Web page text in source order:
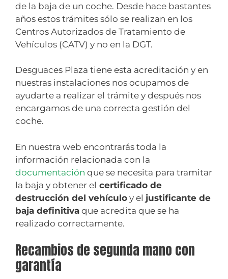
de la baja de un coche. Desde hace bastantes
años estos trámites sólo se realizan en los
Centros Autorizados de Tratamiento de
Vehículos (CATV) y no en la DGT.
Desguaces Plaza tiene esta acreditación y en
nuestras instalaciones nos ocupamos de
ayudarte a realizar el trámite y después nos
encargamos de una correcta gestión del
coche.
En nuestra web encontrarás toda la
información relacionada con la
documentación que se necesita para tramitar
la baja y obtener el certificado de
destrucción del vehículo y el justificante de
baja definitiva que acredita que se ha
realizado correctamente.
Recambios de segunda mano con
garantía